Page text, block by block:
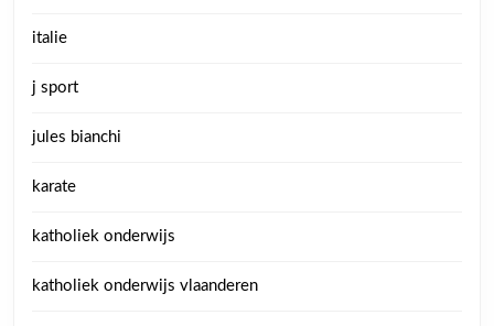
italie
j sport
jules bianchi
karate
katholiek onderwijs
katholiek onderwijs vlaanderen